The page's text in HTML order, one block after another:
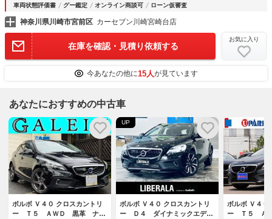
車両状態評価書 グー鑑定 オンライン商談可 ローン仮審査
神奈川県川崎市宮前区 カーセブン川崎宮崎台店
在庫を確認・見積り依頼する
お気に入り
今あなたの他に15人が見ています
あなたにおすすめの中古車
ボルボ Ｖ４０ クロスカントリ
ー Ｔ５ ＡＷＤ 黒革 ナ
UP
ボルボ Ｖ４０ クロスカントリ
ー Ｄ４ ダイナミックエディ
ボルボ Ｖ４０
ー Ｔ５ Ａ